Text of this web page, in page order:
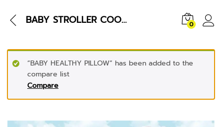
BABY STROLLER COOL PAD 0
Compare
“BABY HEALTHY PILLOW” has been added to the
compare list